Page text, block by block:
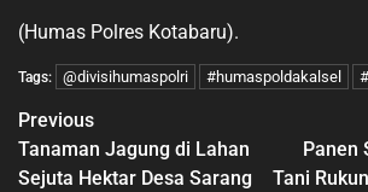
(Humas Polres Kotabaru).
Tags: @divisihumaspolri #humaspoldakalsel
Previous
Tanaman Jagung di Lahan
Sejuta Hektar Desa Sarang
Panen
Tani